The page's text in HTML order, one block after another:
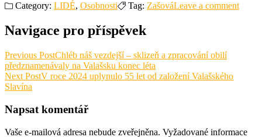
Category: LIDÉ, Osobnosti Tag: ZašováLeave a comment
Navigace pro příspěvek
Previous PostChléb náš vezdejší – sklizeň a zpracování obilí
předznamenávaly na Valašsku konec léta
Next PostV roce 2024 uplynulo 55 let od založení Valašského
Slavína
Napsat komentář
Vaše e-mailová adresa nebude zveřejněna. Vyžadované informace